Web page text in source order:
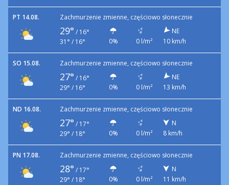
PT 14.08. Zachmurzenie zmienne, częściowo słonecznie
29° / 16°
31° / 16°
0% 0 l/m²
NE
10 km/h
SO 15.08. Zachmurzenie zmienne, częściowo słonecznie
27° / 16°
29° / 16°
0% 0 l/m²
NE
13 km/h
ND 16.08. Zachmurzenie zmienne, częściowo słonecznie
27° / 17°
29° / 18°
0% 0 l/m²
N
8 km/h
PN 17.08. Zachmurzenie zmienne, częściowo słonecznie
28° / 17°
29° / 18°
0% 0 l/m²
N
11 km/h